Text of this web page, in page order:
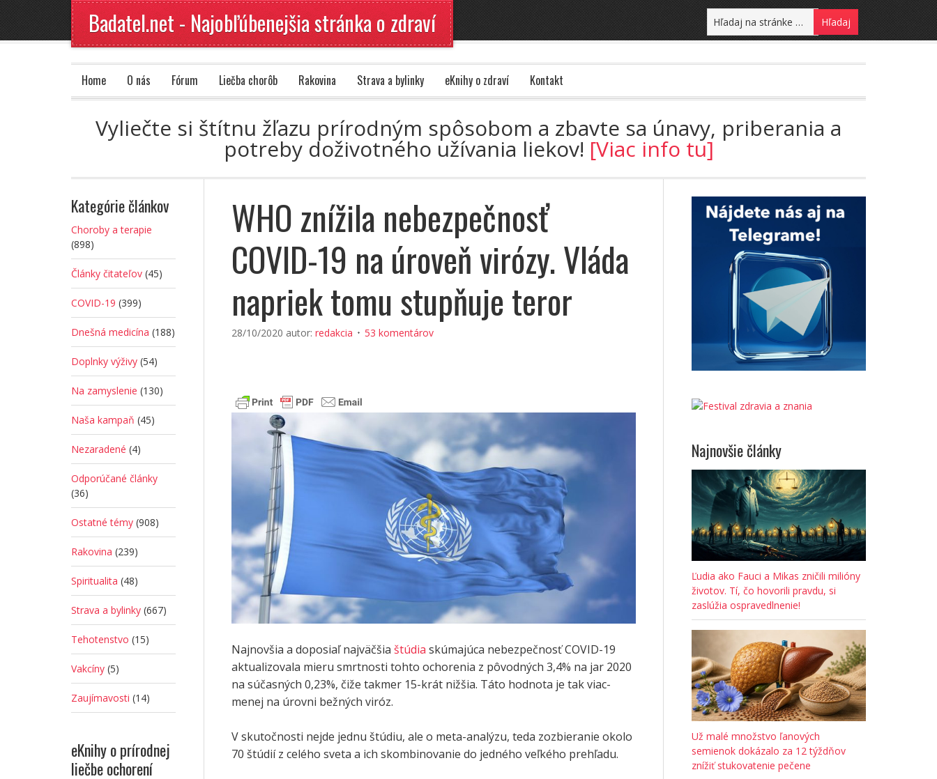
Badatel.net - Najobľúbenejšia stránka o zdraví
Home O nás Fórum Liečba chorôb Rakovina Strava a bylinky eKnihy o zdraví Kontakt
Vyliečte si štítnu žľazu prírodným spôsobom a zbavte sa únavy, priberania a
potreby doživotného užívania liekov! [Viac info tu]
WHO znížila nebezpečnosť
COVID-19 na úroveň virózy. Vláda
napriek tomu stupňuje teror
28/10/2020 autor: redakcia 53 komentárov
Najnovšia a doposiaľ najväčšia štúdia skúmajúca nebezpečnosť COVID-19
aktualizovala mieru smrtnosti tohto ochorenia z pôvodných 3,4% na jar 2020
na súčasných 0,23%, čiže takmer 15-krát nižšia. Táto hodnota je tak viac-
menej na úrovni bežných viróz.
V skutočnosti nejde jednu štúdiu, ale o meta-analýzu, teda zozbieranie okolo
70 štúdií z celého sveta a ich skombinovanie do jedného veľkého prehľadu.
Najnovšie články
Ľudia ako Fauci a Mikas zničili milióny
životov. Tí, čo hovorili pravdu, si
zaslúžia ospravedlnenie!
Už malé množstvo ľanových
semienok dokázalo za 12 týždňov
znížiť stukovatenie pečene
Kategórie článkov
Choroby a terapie
(898)
Články čitateľov (45)
COVID-19 (399)
Dnešná medicína (188)
Doplnky výživy (54)
Na zamyslenie (130)
Naša kampaň (45)
Nezaradené (4)
Odporúčané články
(36)
Ostatné témy (908)
Rakovina (239)
Spiritualita (48)
Strava a bylinky (667)
Tehotenstvo (15)
Vakcíny (5)
Zaujímavosti (14)
eKnihy o prírodnej
liečbe ochorení